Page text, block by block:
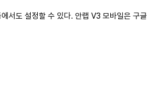
서도 설정할 수 있다. 안랩 V3 모바일은 구글